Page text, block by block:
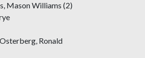
Mason Williams (2)
Ronald